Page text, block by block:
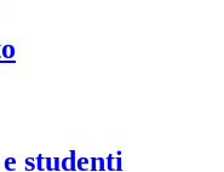
studenti